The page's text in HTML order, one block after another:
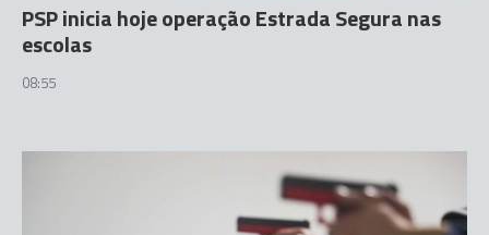
PSP inicia hoje operação Estrada Segura nas
escolas
08:55